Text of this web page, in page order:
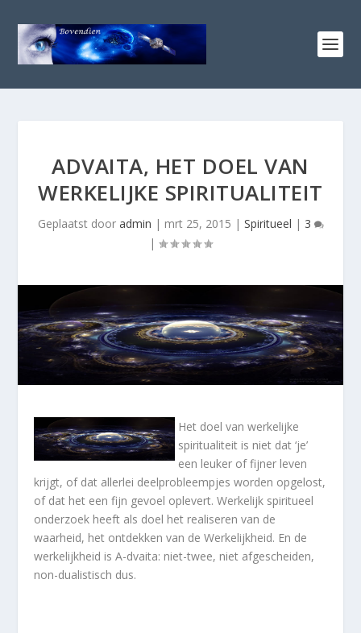
ADVAITA, HET DOEL VAN
WERKELIJKE SPIRITUALITEIT
Geplaatst door admin | mrt 25, 2015 | Spiritueel | 3
|
Het doel van werkelijke
spiritualiteit is niet dat ‘je’
een leuker of fijner leven
krijgt, of dat allerlei deelprobleempjes worden opgelost,
of dat het een fijn gevoel oplevert. Werkelijk spiritueel
onderzoek heeft als doel het realiseren van de
waarheid, het ontdekken van de Werkelijkheid. En de
werkelijkheid is A-dvaita: niet-twee, niet afgescheiden,
non-dualistisch dus.